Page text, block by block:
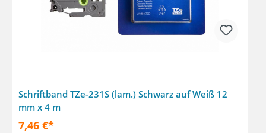
Schriftband TZe-231S (lam.) Schwarz auf Weiß 12
mm x 4 m
7,46 €*